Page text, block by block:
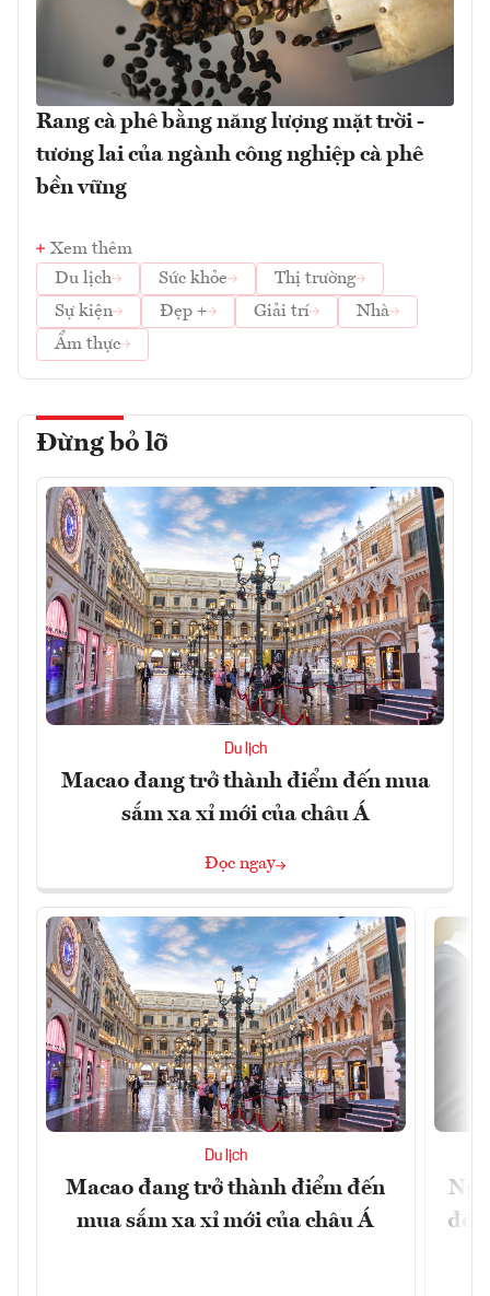
Rang cà phê bằng năng lượng mặt trời -
tương lai của ngành công nghiệp cà phê
bền vững
Xem thêm
Du lịch
Sức khỏe
Thị trường
Sự kiện
Đẹp + Giải trí
Nhà
Ẩm thực
Đừng bỏ lỡ
Du lịch
Macao đang trở thành điểm đến mua
sắm xa xỉ mới của châu Á
Đọc ngay
Du lịch
Macao đang trở thành điểm đến
mua sắm xa xỉ mới của châu Á
đổi